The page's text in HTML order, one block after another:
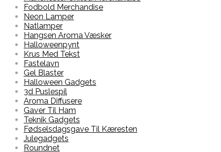
Fodbold Merchandise
Neon Lamper
Natlamper
Hangsen Aroma Væsker
Halloweenpynt
Krus Med Tekst
Fastelavn
Gel Blaster
Halloween Gadgets
3d Puslespil
Aroma Diffusere
Gaver Til Ham
Teknik Gadgets
Fødselsdagsgave Til Kæresten
Julegadgets
Roundnet